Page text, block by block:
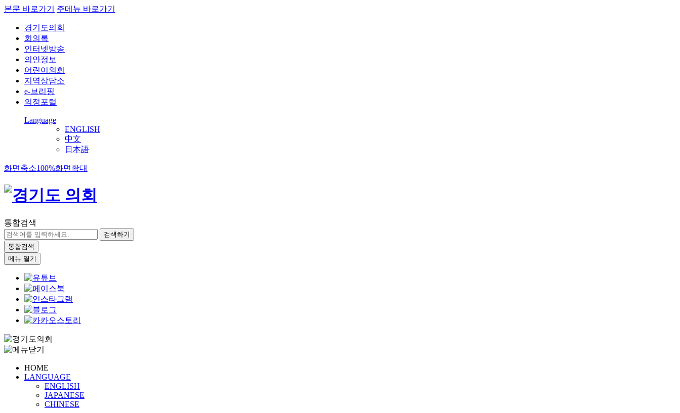
본문 바로가기 주메뉴 바로가기
경기도의회
회의록
인터넷방송
의안정보
어린이의회
지역상담소
e-브리핑
의정포털
Language
ENGLISH
中文
日本語
화면축소100%화면확대
통합검색
검색하기
통합검색
메뉴 열기
HOME
LANGUAGE
ENGLISH
JAPANESE
CHINESE